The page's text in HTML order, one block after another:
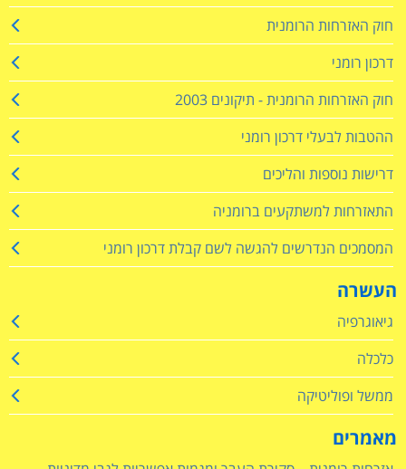
חוק האזרחות הרומנית
דרכון רומני
חוק האזרחות הרומנית - תיקונים 2003
ההטבות לבעלי דרכון רומני
דרישות נוספות והליכים
התאזרחות למשתקעים ברומניה
המסמכים הנדרשים להגשה לשם קבלת דרכון רומני
העשרה
גיאוגרפיה
כלכלה
ממשל ופוליטיקה
מאמרים